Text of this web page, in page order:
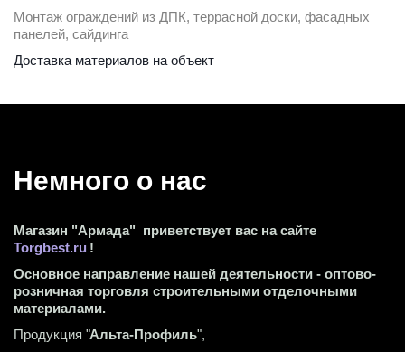
Монтаж ограждений из ДПК, террасной доски, фасадных
панелей, сайдинга
Доставка материалов на объект
Немного о нас
Магазин "Армада"  приветствует вас на сайте
Torgbest.ru !
Основное направление нашей деятельности - оптово-
розничная торговля строительными отделочными
материалами.
Продукция "Альта-Профиль",